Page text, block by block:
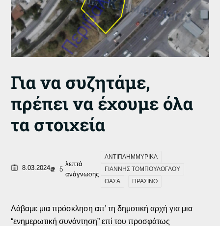
Για να συζητάμε,
πρέπει να έχουμε όλα
τα στοιχεία
8.03.2024 5
λεπτά
ανάγνωσης
ΑΝΤΙΠΛΗΜΜΥΡΙΚΑ
ΓΙΑΝΝΗΣ ΤΟΜΠΟΥΛΟΓΛΟΥ
ΟΑΣΑ
ΠΡΑΣΙΝΟ
Λάβαμε μια πρόσκληση απ’ τη δημοτική αρχή για μια
“ενημερωτική συνάντηση” επί του προσφάτως